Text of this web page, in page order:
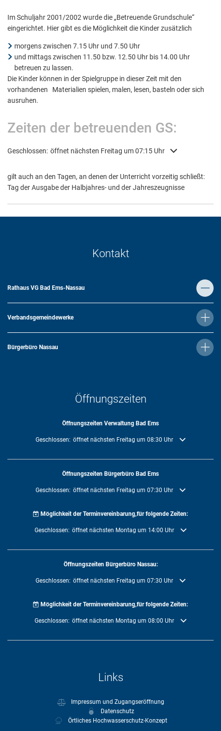
Im Schuljahr 2001/2002 wurde die „Betreuende Grundschule“
eingerichtet. Hier gibt es die Möglichkeit die Kinder zusätzlich
morgens zwischen 7.15 Uhr und 7.50 Uhr
und mittags zwischen 11.50 bzw. 12.50 Uhr bis 14.00 Uhr
betreuen zu lassen.
Die Kinder können in der Spielgruppe in dieser Zeit mit den
vorhandenen Materialien spielen, malen, lesen, basteln oder sich
ausruhen.
Zeiten der betreuenden GS:
Klicken, um weitere Öffnungs- oder Schließzeiten auszublenden
Geschlossen: öffnet nächsten Freitag um 07:15 Uhr
gilt auch an den Tagen, an denen der Unterricht vorzeitig schließt:
Tag der Ausgabe der Halbjahres- und der Jahreszeugnisse
Kontakt
Rathaus VG Bad Ems-Nassau
Verbandsgemeindewerke
Bürgerbüro Nassau
Öffnungszeiten
Öffnungszeiten Verwaltung Bad Ems
Klicken, um weitere Öffnungs- oder Schließzeiten auszublenden
Geschlossen: öffnet nächsten Freitag um 08:30 Uhr
Öffnungszeiten Bürgerbüro Bad Ems
Klicken, um weitere Öffnungs- oder Schließzeiten auszublenden
Geschlossen: öffnet nächsten Freitag um 07:30 Uhr
Möglichkeit der Terminvereinbarung,für folgende Zeiten:
Klicken, um weitere Öffnungs- oder Schließzeiten auszublenden
Geschlossen: öffnet nächsten Montag um 14:00 Uhr
Öffnungszeiten Bürgerbüro Nassau:
Klicken, um weitere Öffnungs- oder Schließzeiten auszublenden
Geschlossen: öffnet nächsten Freitag um 07:30 Uhr
Möglichkeit der Terminvereinbarung,für folgende Zeiten:
Klicken, um weitere Öffnungs- oder Schließzeiten auszublenden
Geschlossen: öffnet nächsten Montag um 08:00 Uhr
Links
Impressum und Zugangseröffnung
Datenschutz
Örtliches Hochwasserschutz-Konzept